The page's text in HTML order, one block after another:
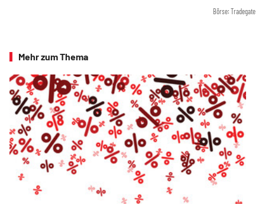
Börse: Tradegate
Mehr zum Thema